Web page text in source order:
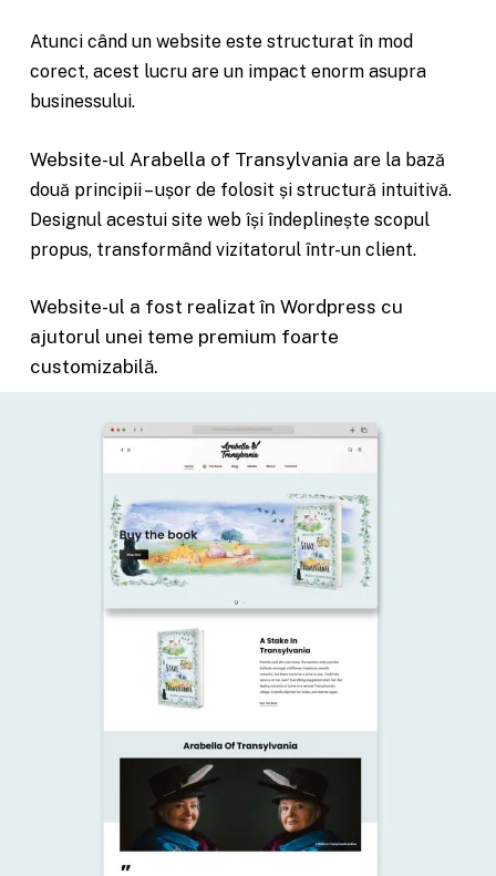
Atunci când un website este structurat în mod
corect, acest lucru are un impact enorm asupra
businessului.
Website-ul Arabella of Transylvania are la bază
două principii – ușor de folosit și structură intuitivă.
Designul acestui site web își îndeplinește scopul
propus, transformând vizitatorul într-un client.
Website-ul a fost realizat în Wordpress cu
ajutorul unei teme premium foarte
customizabilă.